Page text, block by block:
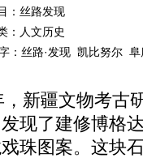
： 丝路发现
：人文历史
： 丝路·发现 凯比努尔 阜
新疆文物考古
现了建修博格
珠图案。这块